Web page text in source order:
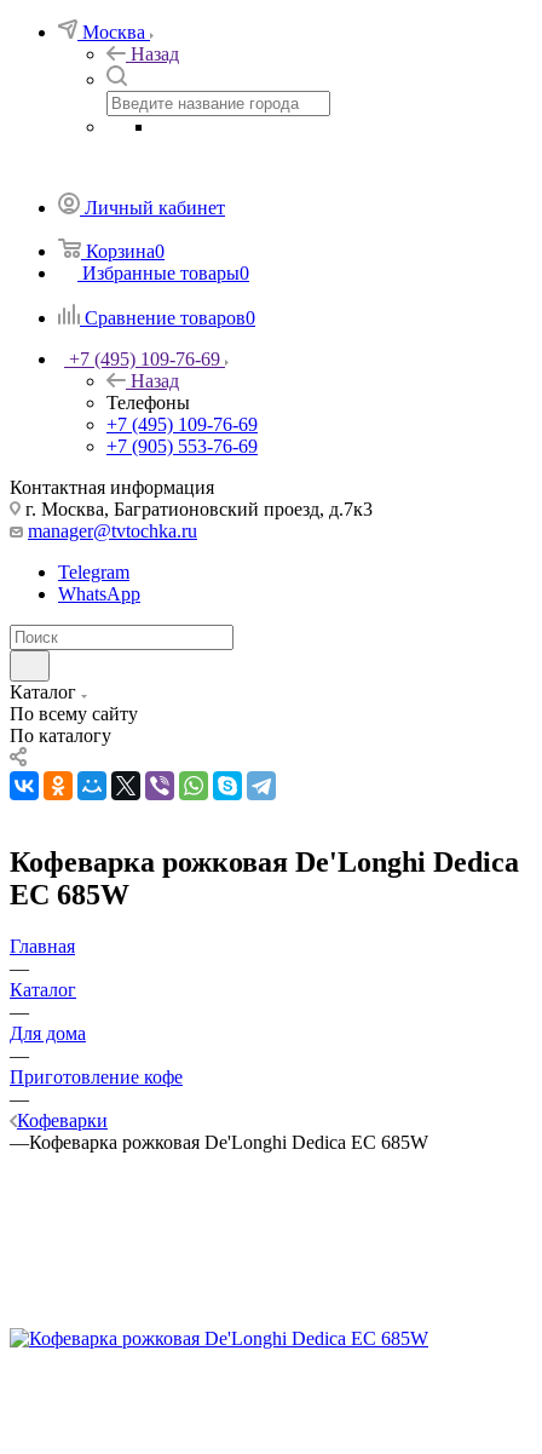
Москва
Назад
Личный кабинет
Корзина0
Избранные товары0
Сравнение товаров0
+7 (495) 109-76-69
Назад
Телефоны
+7 (495) 109-76-69
+7 (905) 553-76-69
Контактная информация
г. Москва, Багратионовский проезд, д.7к3
manager@tvtochka.ru
Telegram
WhatsApp
Каталог
По всему сайту
По каталогу
Кофеварка рожковая De'Longhi Dedica
EC 685W
Главная
—
Каталог
—
Для дома
—
Приготовление кофе
—
Кофеварки
—Кофеварка рожковая De'Longhi Dedica EC 685W